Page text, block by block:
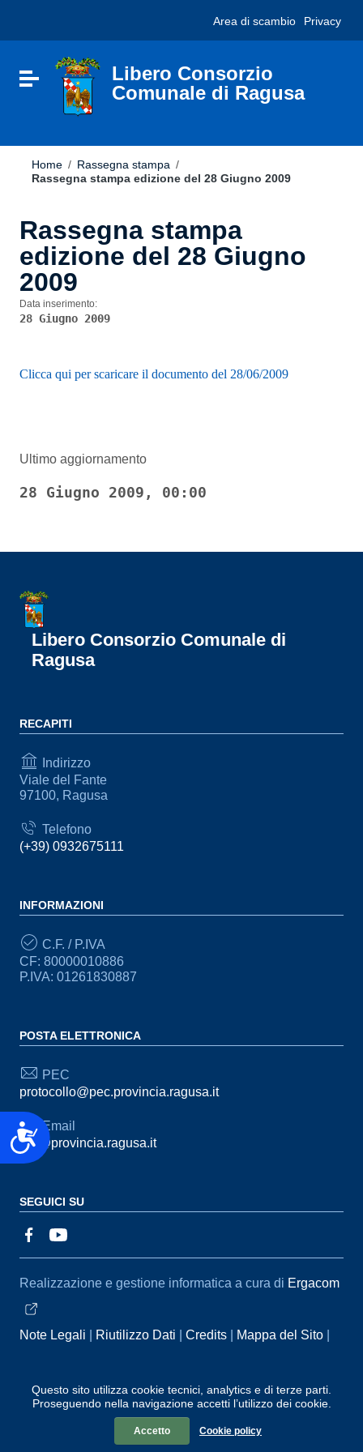
sito
include
Accessibilità
Questo sito utilizza cookie tecnici, analytics e di terze parti.
Proseguendo nella navigazione accetti l’utilizzo dei cookie.
Accetto Cookie policy
Vai al footer
Area di scambio Privacy
Attiva / disattiva la navigazione
Libero Consorzio
Comunale di Ragusa
Home / Rassegna stampa /
Rassegna stampa edizione del 28 Giugno 2009
Rassegna stampa
edizione del 28 Giugno
2009
Data inserimento:
28 Giugno 2009
Clicca qui per scaricare il documento del 28/06/2009
Ultimo aggiornamento
28 Giugno 2009, 00:00
Libero Consorzio Comunale di
Ragusa
RECAPITI
Indirizzo
Viale del Fante
97100, Ragusa
Telefono
(+39) 0932675111
INFORMAZIONI
C.F. / P.IVA
CF: 80000010886
P.IVA: 01261830887
POSTA ELETTRONICA
PEC
protocollo@pec.provincia.ragusa.it
Email
urp@provincia.ragusa.it
SEGUICI SU
Sezione Link Utili
Realizzazione e gestione informatica a cura di Ergacom
Note Legali Riutilizzo Dati Credits
Mappa del Sito
Segnalazioni
Statistiche accessi
Dichiarazione di
Accessibilità